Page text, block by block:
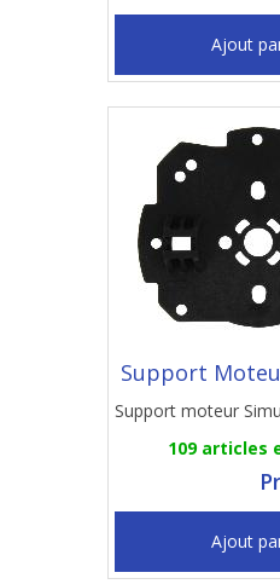
Ajout
Support
Support moteur
109 articles
Ajout